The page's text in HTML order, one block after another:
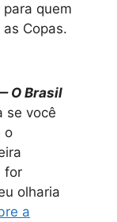
quem
Copas.
O Brasil
se você
o
for
olharia
a